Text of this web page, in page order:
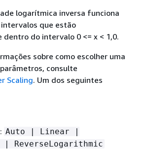
logarítmica inversa funciona
intervalos que estão
do intervalo 0 <= x < 1,0.
sobre como escolher uma
consulte
Scaling. Um dos seguintes
Auto | Linear |
| ReverseLogarithmic